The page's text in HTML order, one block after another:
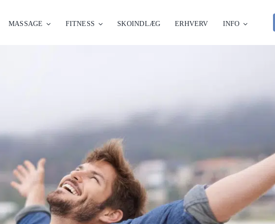
MASSAGE FITNESS SKOINDLÆG ERHVERV INFO